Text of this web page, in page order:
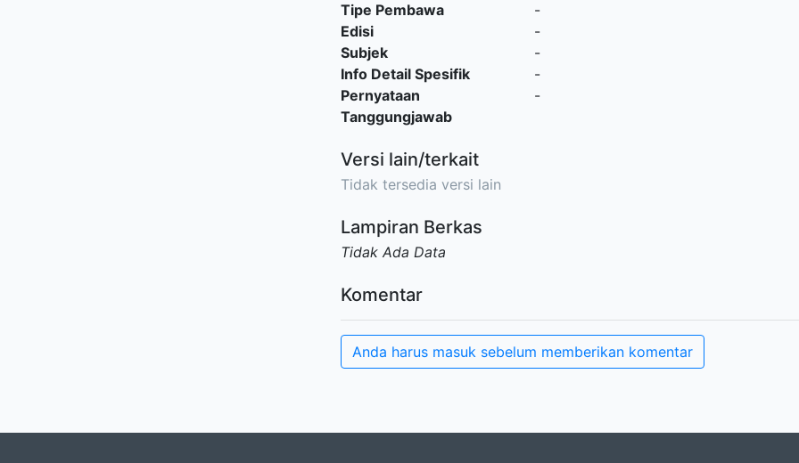
Tipe Pembawa
-
Edisi
-
Subjek
-
Info Detail Spesifik
-
Pernyataan
Tanggungjawab
-
Versi lain/terkait
Tidak tersedia versi lain
Lampiran Berkas
Tidak Ada Data
Komentar
Anda harus masuk sebelum memberikan komentar